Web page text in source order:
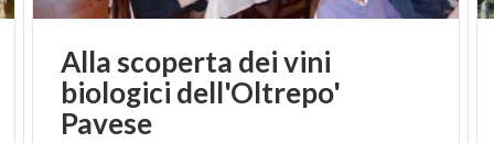
Alla scoperta dei vini
biologici dell'Oltrepo'
Pavese